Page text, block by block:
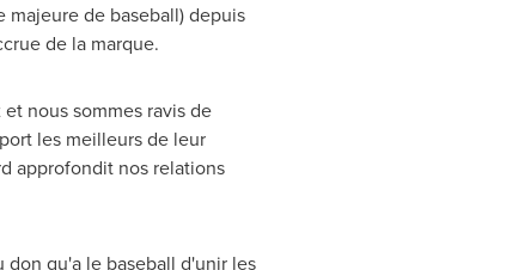
majeure de baseball) depuis
de la marque.
nous sommes ravis de
les meilleurs de leur
approfondit nos relations
don qu'a le baseball d'unir les